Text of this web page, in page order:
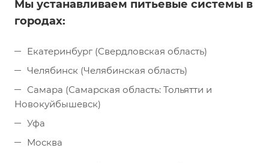
Мы устанавливаем питьевые системы в
городах:
Екатеринбург (Свердловская область)
Челябинск (Челябинская область)
Самара (Самарская область: Тольятти и
Новокуйбышевск)
Уфа
Москва